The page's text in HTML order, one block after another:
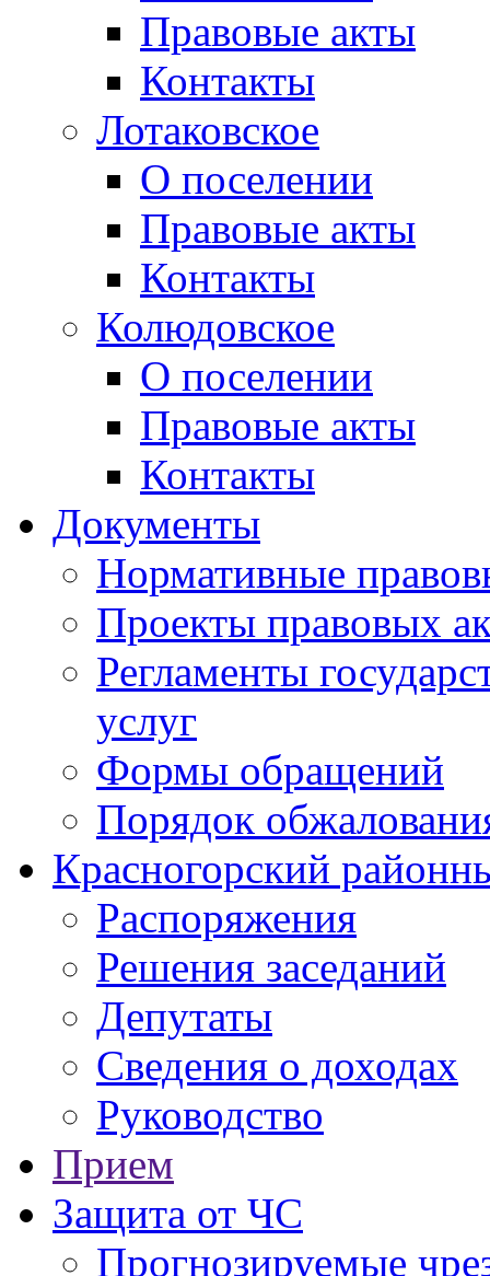
Правовые акты
Контакты
Лотаковское
О поселении
Правовые акты
Контакты
Колюдовское
О поселении
Правовые акты
Контакты
Документы
Нормативные
Проекты правовых
Регламенты
услуг
Формы обращений
Порядок
Красногорский
Распоряжения
Решения заседаний
Депутаты
Сведения о доходах
Руководство
Прием
Защита от ЧС
Прогнозируемые